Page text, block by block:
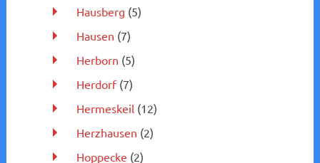
Hausberg (5)
Hausen (7)
Herborn (5)
Herdorf(7)
Hermeskeil(12)
Herzhausen (2)
Hoppecke (2)